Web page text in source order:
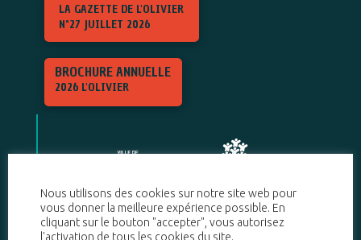
LA GAZETTE DE L'OLIVIER
N°27 JUILLET 2026
BROCHURE ANNUELLE
2026 L'OLIVIER
Nous utilisons des cookies sur notre site web pour
vous donner la meilleure expérience possible. En
cliquant sur le bouton "accepter", vous autorisez
l'activation de tous les cookies du site.